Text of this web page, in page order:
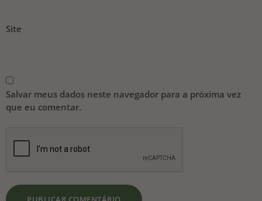
Site
Salvar meus dados neste navegador para a próxima vez
que eu comentar.